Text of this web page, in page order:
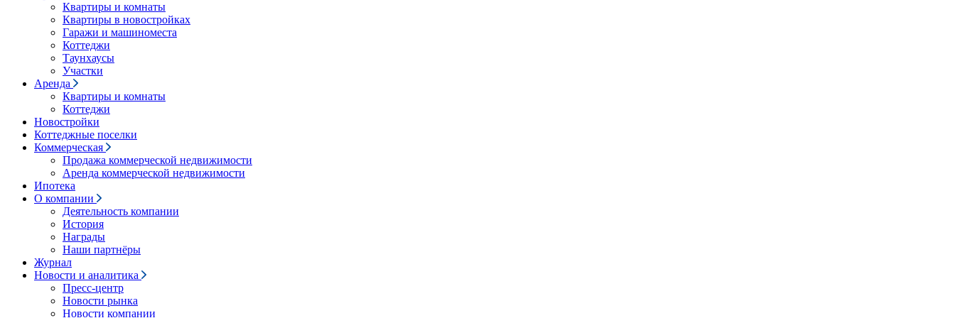
Квартиры и комнаты
Квартиры в новостройках
Гаражи и машиноместа
Коттеджи
Таунхаусы
Участки
Аренда
Квартиры и комнаты
Коттеджи
Новостройки
Коттеджные поселки
Коммерческая
Продажа коммерческой недвижимости
Аренда коммерческой недвижимости
Ипотека
О компании
Деятельность компании
История
Награды
Наши партнёры
Журнал
Новости и аналитика
Пресс-центр
Новости рынка
Новости компании